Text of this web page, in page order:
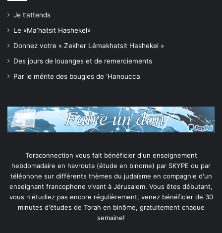
Je t’attends
Le «Ma’hatsit Hashekel»
Donnez votre « Zekher Lémakhatsit Hashekel »
Des jours de louanges et de remerciements
Par le mérite des bougies de ‘Hanoucca
Toraconnection vous fait bénéficier d'un enseignement
hebdomadaire en havrouta (étude en binome) par SKYPE ou par
téléphone sur différents thèmes du judaïsme en compagnie d'un
enseignant francophone vivant à Jérusalem. Vous êtes débutant,
vous n'étudiez pas encore régulièrement, venez bénéficier de 30
minutes d'études de Torah en binôme, gratuitement chaque
semaine!